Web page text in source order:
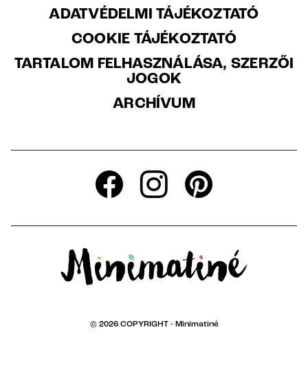
ADATVÉDELMI TÁJÉKOZTATÓ
COOKIE TÁJÉKOZTATÓ
TARTALOM FELHASZNÁLÁSA, SZERZŐI
JOGOK
ARCHÍVUM
© 2026 COPYRIGHT - Minimatiné